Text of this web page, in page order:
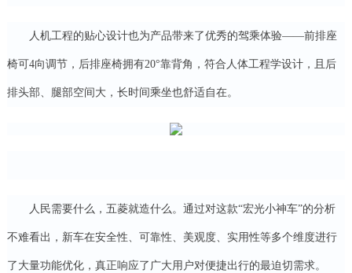
人机工程的贴心设计也为产品带来了优秀的驾乘体验——前排座
椅可4向调节，后排座椅拥有20°靠背角，符合人体工程学设计，且后
排头部、腿部空间大，长时间乘坐也舒适自在。
人民需要什么，五菱就造什么。通过对这款“宏光小神车”的分析
不难看出，新车在安全性、可靠性、美观度、实用性等多个维度进行
了大量功能优化，真正响应了广大用户对便捷出行的最迫切需求。